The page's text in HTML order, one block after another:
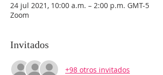
24 jul 2021, 10:00 a.m. – 2:00 p.m. GMT-5
Zoom
Invitados
+98 otros invitados